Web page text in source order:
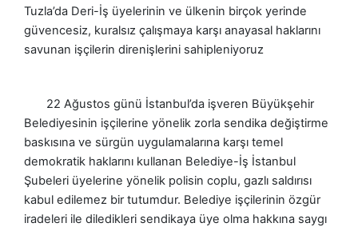
Tuzla’da Deri-İş üyelerinin ve ülkenin birçok yerinde
güvencesiz, kuralsız çalışmaya karşı anayasal haklarını
savunan işçilerin direnişlerini sahipleniyoruz
22 Ağustos günü İstanbul’da işveren Büyükşehir
Belediyesinin işçilerine yönelik zorla sendika değiştirme
baskısına ve sürgün uygulamalarına karşı temel
demokratik haklarını kullanan Belediye-İş İstanbul
Şubeleri üyelerine yönelik polisin coplu, gazlı saldırısı
kabul edilemez bir tutumdur. Belediye işçilerinin özgür
iradeleri ile diledikleri sendikaya üye olma hakkına saygı